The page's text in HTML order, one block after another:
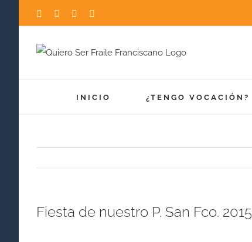
contenido
FacebookInstagramYouTube
INICIO ¿TENGO VOCACIÓN?
Fiesta de nuestro P. San Fco. 2015